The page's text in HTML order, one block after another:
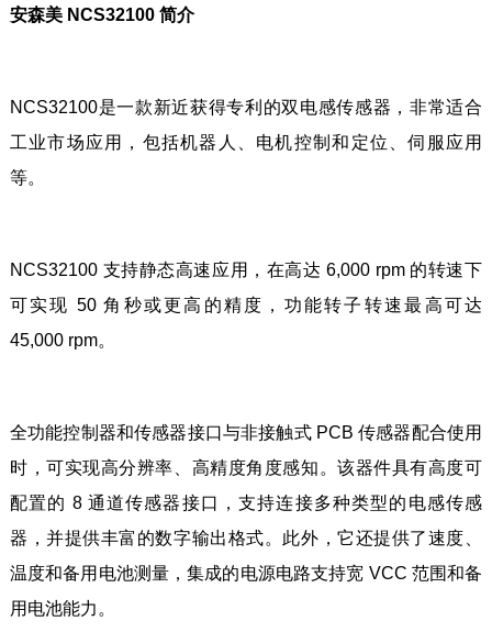
安森美 NCS32100 简介
NCS32100是一款新近获得专利的双电感传感器，非常适合
工业市场应用，包括机器人、电机控制和定位、伺服应用
等。
NCS32100 支持静态高速应用，在高达 6,000 rpm 的转速下
可实现 50 角秒或更高的精度，功能转子转速最高可达
45,000 rpm。
全功能控制器和传感器接口与非接触式 PCB 传感器配合使用
时，可实现高分辨率、高精度角度感知。该器件具有高度可
配置的 8 通道传感器接口，支持连接多种类型的电感传感
器，并提供丰富的数字输出格式。此外，它还提供了速度、
温度和备用电池测量，集成的电源电路支持宽 VCC 范围和备
用电池能力。